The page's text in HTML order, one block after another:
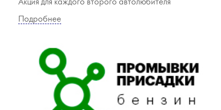
Акция для каждого второго автолюбителя
Подробнее